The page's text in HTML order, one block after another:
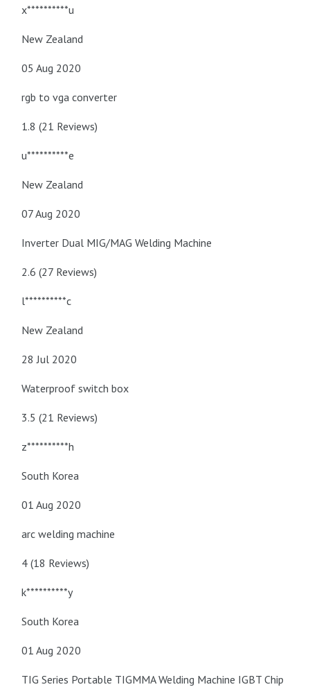
x**********u
New Zealand
05 Aug 2020
rgb to vga converter
1.8 (21 Reviews)
u**********e
New Zealand
07 Aug 2020
Inverter Dual MIG/MAG Welding Machine
2.6 (27 Reviews)
l**********c
New Zealand
28 Jul 2020
Waterproof switch box
3.5 (21 Reviews)
z**********h
South Korea
01 Aug 2020
arc welding machine
4 (18 Reviews)
k**********y
South Korea
01 Aug 2020
TIG Series Portable TIGMMA Welding Machine IGBT Chip